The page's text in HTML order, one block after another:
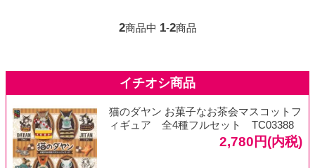
2商品中 1-2商品
猫のダヤン お菓子なお茶会マスコットフ
ィギュア 全4種フルセット TC03388
2,780円(内税)